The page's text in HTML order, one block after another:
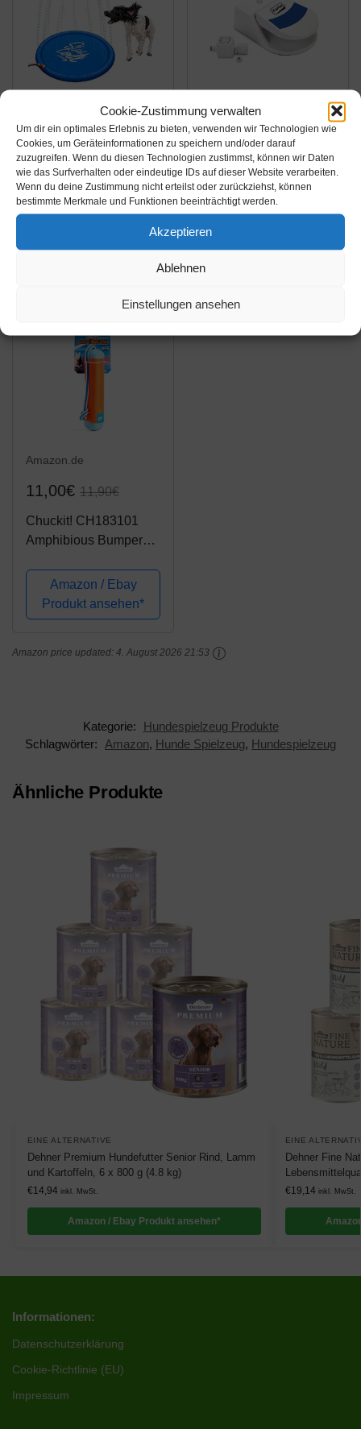
Cookie-Zustimmung verwalten
Um dir ein optimales Erlebnis zu bieten, verwenden wir Technologien wie
Cookies, um Geräteinformationen zu speichern und/oder darauf
zuzugreifen. Wenn du diesen Technologien zustimmst, können wir Daten
wie das Surfverhalten oder eindeutige IDs auf dieser Website verarbeiten.
Wenn du deine Zustimmung nicht erteilst oder zurückziehst, können
bestimmte Merkmale und Funktionen beeinträchtigt werden.
Akzeptieren
Ablehnen
Einstellungen ansehen
15,82€
Karlie GmbH
Wasserfontäne
Splashy Matte Hund
Hundespielzeug
Produkt ansehen*
Amazon.de
16,79€
Karlie 521729
Wasserfontaine
Splashy 25, 5 X 18 X 8
cm Weiss Blau
Produkt ansehen*
-7%
Amazon.de
11,00€ 11,90€
Chuckit! CH183101
Amphibious Bumper
Amazon / Ebay
Produkt ansehen*
Amazon price updated: 4. August 2026 21:53
Kategorie:
Hundespielzeug Produkte
Schlagwörter:
Amazon, Hunde Spielzeug, Hundespielzeug
Ähnliche Produkte
EINE ALTERNATIVE
Dehner Premium Hundefutter Senior Rind, Lamm
und Kartoffeln, 6 x 800 g (4.8 kg)
€14,94 inkl. MwSt.
Amazon / Ebay Produkt ansehen*
EINE
Dehner Fine
€19,14 inkl. MwSt.
Informationen:
Datenschutzerklärung
Cookie-Richtlinie (EU)
Impressum